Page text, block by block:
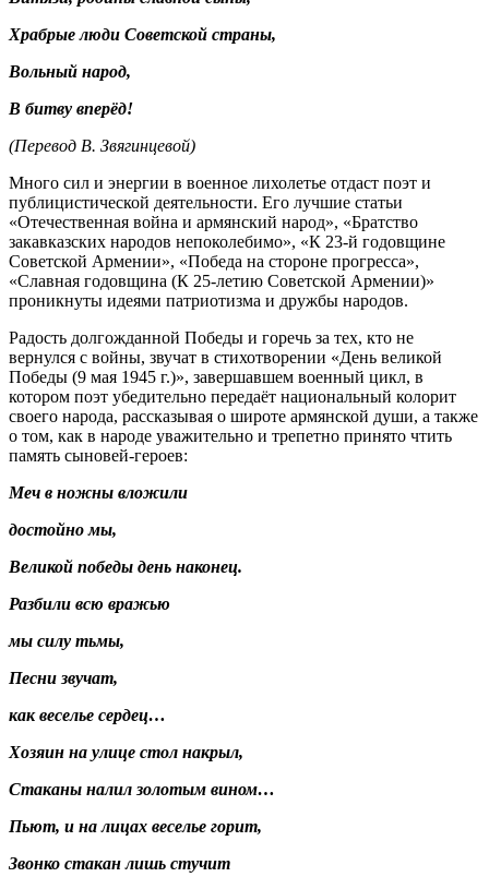
Храбрые люди Советской страны,
Вольный народ,
В битву вперёд!
(Перевод В. Звягинцевой)
Много сил и энергии в военное лихолетье отдаст поэт и
публицистической деятельности. Его лучшие статьи
«Отечественная война и армянский народ», «Братство
закавказских народов непоколебимо», «К 23-й годовщине
Советской Армении», «Победа на стороне прогресса»,
«Славная годовщина (К 25-летию Советской Армении)»
проникнуты идеями патриотизма и дружбы народов.
Радость долгожданной Победы и горечь за тех, кто не
вернулся с войны, звучат в стихотворении «День великой
Победы (9 мая 1945 г.)», завершавшем военный цикл, в
котором поэт убедительно передаёт национальный колорит
своего народа, рассказывая о широте армянской души, а также
о том, как в народе уважительно и трепетно принято чтить
память сыновей-героев:
Меч в ножны вложили
достойно мы,
Великой победы день наконец.
Разбили всю вражью
мы силу тьмы,
Песни звучат,
как веселье сердец…
Хозяин на улице стол накрыл,
Стаканы налил золотым вином…
Пьют, и на лицах веселье горит,
Звонко стакан лишь стучит